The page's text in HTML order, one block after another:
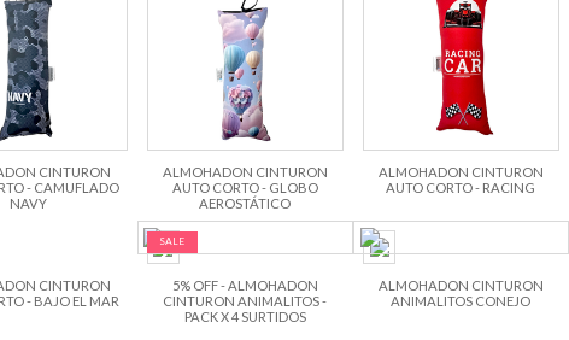
CINTURON
- CAMUFLADO
NAVY
ALMOHADON CINTURON
AUTO CORTO - GLOBO
AEROSTÁTICO
ALMOHADON CINTURON
AUTO CORTO - RACING
CINTURON
- BAJO EL MAR
SALE
5% OFF - ALMOHADON
CINTURON ANIMALITOS -
PACK X 4 SURTIDOS
ALMOHADON CINTURON
ANIMALITOS CONEJO